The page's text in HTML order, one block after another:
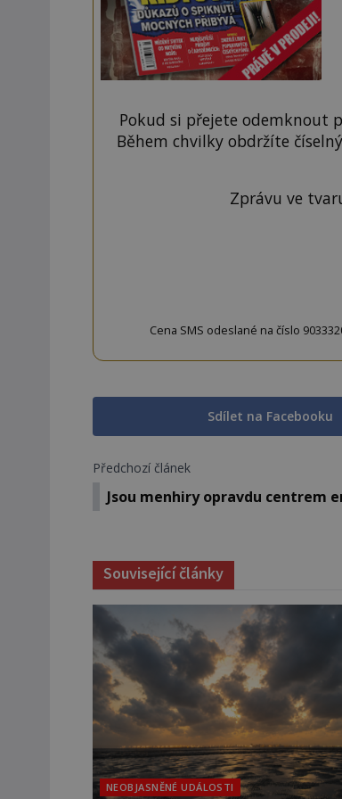
Pokud si přejete odemknout
Během chvilky obdržíte
Zprávu ve
Cena SMS odeslané na číslo
Sdílet na Facebooku
Předchozí článek
Jsou menhiry opravdu centrem
Související články
NEOBJASNĚNÉ UDÁLOSTI